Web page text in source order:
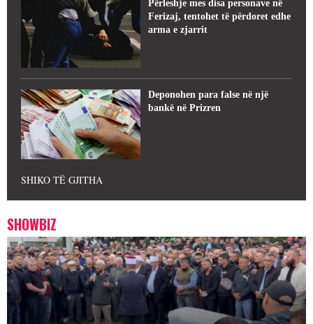
Përleshje mes disa personave në
Ferizaj, tentohet të përdoret edhe
arma e zjarrit
Deponohen para false në një
bankë në Prizren
SHIKO TË GJITHA
SHOWBIZ